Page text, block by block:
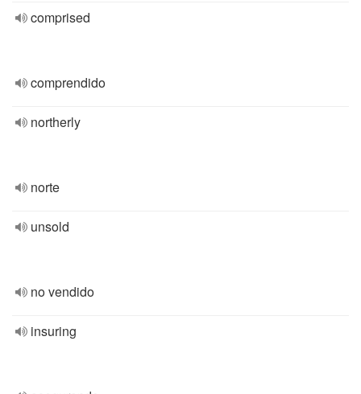
comprised
comprendido
northerly
norte
unsold
no vendido
insuring